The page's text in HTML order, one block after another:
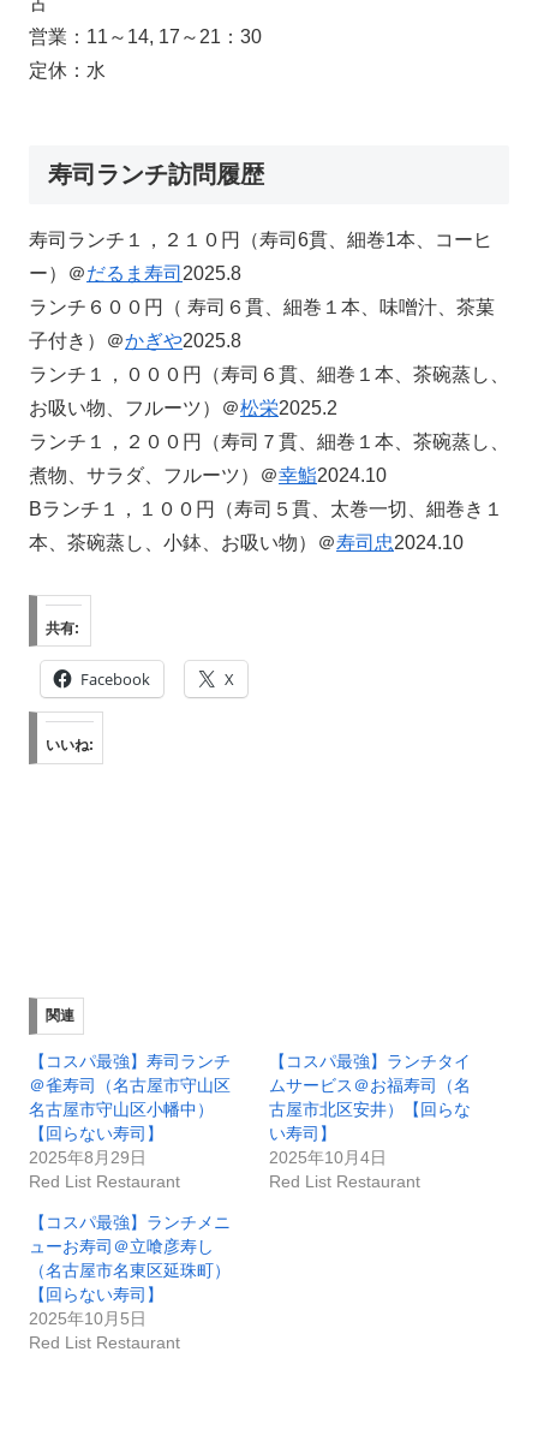
営業：11～14, 17～21：30
定休：水
寿司ランチ訪問履歴
寿司ランチ１，２１０円（寿司6貫、細巻1本、コーヒ
ー）＠だるま寿司 2025.8
ランチ６００円（ 寿司６貫、細巻１本、味噌汁、茶菓
子付き）＠かぎや2025.8
ランチ１，０００円（寿司６貫、細巻１本、茶碗蒸し、
お吸い物、フルーツ）＠松栄2025.2
ランチ１，２００円（寿司７貫、細巻１本、茶碗蒸し、
煮物、サラダ、フルーツ）＠幸鮨2024.10
Bランチ１，１００円（寿司５貫、太巻一切、細巻き１
本、茶碗蒸し、小鉢、お吸い物）＠寿司忠2024.10
共有:
Facebook X
いいね:
関連
【コスパ最強】寿司ランチ
＠雀寿司（名古屋市守山区
名古屋市守山区小幡中）
【回らない寿司】
2025年8月29日
Red List Restaurant
【コスパ最強】ランチタイ
ムサービス＠お福寿司（名
古屋市北区安井）【回らな
い寿司】
2025年10月4日
Red List Restaurant
【コスパ最強】ランチメニ
ューお寿司＠立喰彦寿し
（名古屋市名東区延珠町）
【回らない寿司】
2025年10月5日
Red List Restaurant